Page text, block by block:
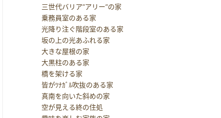
三世代バリア”アリー”の家
乗務員室のある家
光降り注ぐ階段室のある家
坂の上の光あふれる家
大きな屋根の家
大黒柱のある家
橋を架ける家
皆がﾂﾅｶﾞﾙ吹抜のある家
真南を向いた斜めの家
空が見える終の住処